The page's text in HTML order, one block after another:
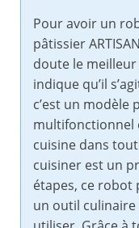
Pour avoir un
pâtissier
doute le
indique qu’il
c’est un modèle
multifonctionnel
cuisine dans
cuisiner est un
étapes, ce robot
un outil culinaire